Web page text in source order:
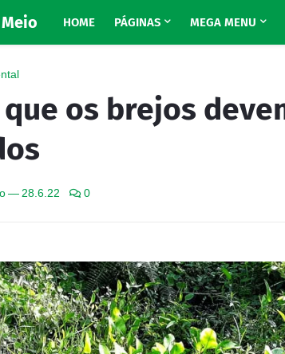
HOME PÁGINAS MEGA MENU
os brejos
— 28.6.22 0